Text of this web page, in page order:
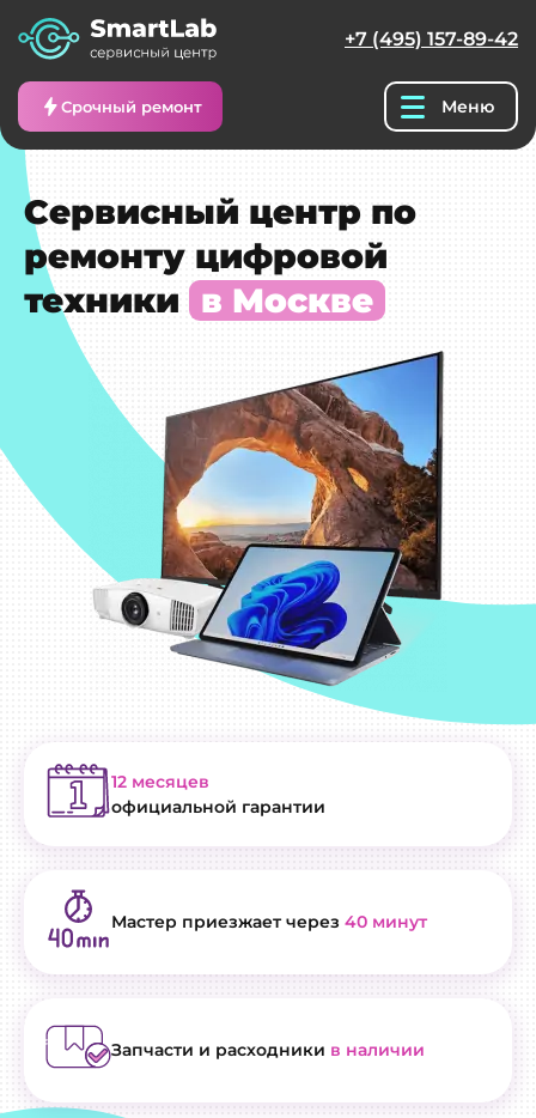
+7 (495) 157-89-42
Срочный ремонт Меню
Сервисный центр по
ремонту цифровой
техники в Москве
12 месяцев
официальной гарантии
Мастер приезжает через 40 минут
Запчасти и расходники в наличии